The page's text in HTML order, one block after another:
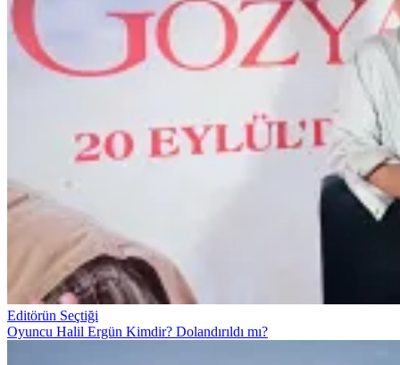
Editörün Seçtiği
Oyuncu Halil Ergün Kimdir? Dolandırıldı mı?